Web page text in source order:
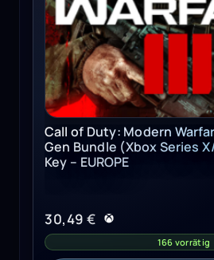
Call of Duty: Modern
Gen Bundle (Xbox Series
Key – EUROPE
30,49 €
166 vorrätig